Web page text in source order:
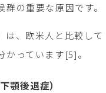
の重要な原因です。
は、欧米人と比較して
っています[5]。
顎後退症）